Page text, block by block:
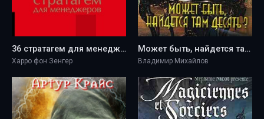
36 стратагем для менеджеров - Харро фон Зенгер
Харро фон Зенгер
Может быть, найдется там десять? - Владимир Михайлов
Владимир Михайлов